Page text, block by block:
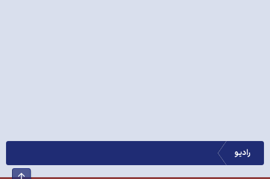
رادیو
بالا